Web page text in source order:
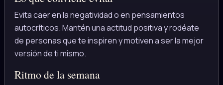
Evita caer en la negatividad o en pensamientos
autocríticos. Mantén una actitud positiva y rodéate
de personas que te inspiren y motiven a ser la mejor
versión de ti mismo.
Ritmo de la semana